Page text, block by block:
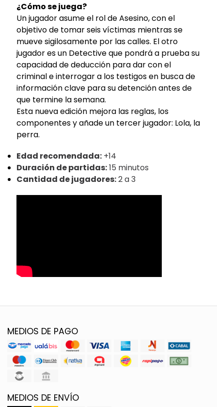
¿Cómo se juega?
Un jugador asume el rol de Asesino, con el
objetivo de tomar seis víctimas mientras se
mueve sigilosamente por las calles. El otro
jugador es un Detective que pondrá a prueba su
capacidad de deducción para dar con el
criminal e interrogar a los testigos en busca de
información clave para su detención antes de
que termine la semana.
Esta nueva edición mejora las reglas, los
componentes y añade un tercer jugador: Lola, la
perra.
Edad recomendada:+14
Duración de partidas:15 minutos
Cantidad de jugadores:2 a 3
MEDIOS DE PAGO
MEDIOS DE ENVÍO